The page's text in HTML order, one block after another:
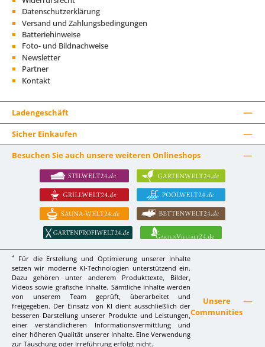
Datenschutzerklärung
Versand und Zahlungsbedingungen
Batteriehinweise
Foto- und Bildnachweise
Newsletter
Partner
Kontakt
Ladengeschäft
Sicher Einkaufen
Besuchen Sie auch unsere weiteren Onlineshops
*
Für die Erstellung und Optimierung unserer Inhalte
setzen wir moderne KI-Technologien unterstützend ein.
Dazu gehören unter anderem Produkttexte, Bilder,
Videos sowie grafische Inhalte. Sämtliche Inhalte werden
von unserem Team geprüft, überarbeitet und
freigegeben. Der Einsatz von KI dient ausschließlich der
besseren Darstellung unserer Produkte und Leistungen,
einer verständlicheren Informationsvermittlung und
einer höheren Qualität unserer Inhalte. Eine Verwendung
zur Täuschung oder Irreführung erfolgt nicht.
Unsere
Communities